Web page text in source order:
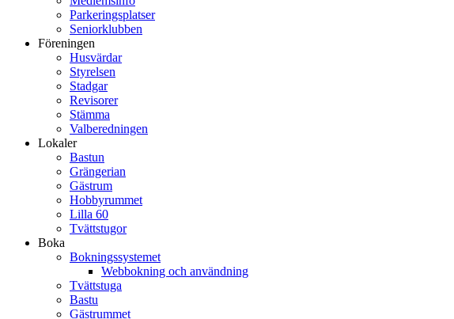
Parkeringsplatser
Seniorklubben
Föreningen
Husvärdar
Styrelsen
Stadgar
Revisorer
Stämma
Valberedningen
Lokaler
Bastun
Grängerian
Gästrum
Hobbyrummet
Lilla 60
Tvättstugor
Boka
Bokningssystemet
Webbokning och användning
Tvättstuga
Bastu
Gästrummet